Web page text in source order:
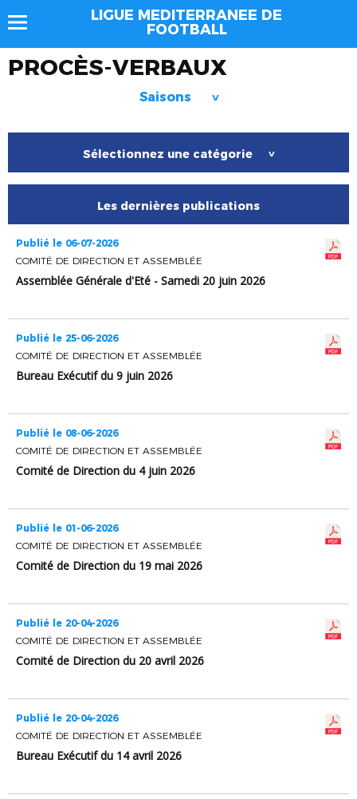
LIGUE MEDITERRANEE DE
FOOTBALL
PROCÈS-VERBAUX
Saisons >
Sélectionnez une catégorie >
Les dernières publications
Publié le 06-07-2026
COMITÉ DE DIRECTION ET ASSEMBLÉE
Assemblée Générale d'Eté - Samedi 20 juin 2026
Publié le 25-06-2026
COMITÉ DE DIRECTION ET ASSEMBLÉE
Bureau Exécutif du 9 juin 2026
Publié le 08-06-2026
COMITÉ DE DIRECTION ET ASSEMBLÉE
Comité de Direction du 4 juin 2026
Publié le 01-06-2026
COMITÉ DE DIRECTION ET ASSEMBLÉE
Comité de Direction du 19 mai 2026
Publié le 20-04-2026
COMITÉ DE DIRECTION ET ASSEMBLÉE
Comité de Direction du 20 avril 2026
Publié le 20-04-2026
COMITÉ DE DIRECTION ET ASSEMBLÉE
Bureau Exécutif du 14 avril 2026